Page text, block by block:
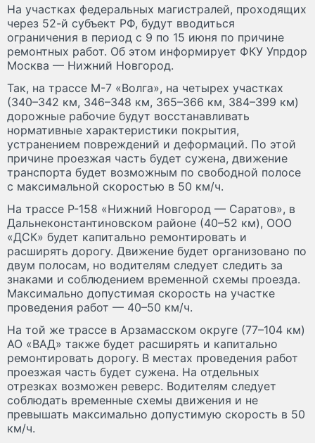
На участках федеральных магистралей, проходящих
через 52-й субъект РФ, будут вводиться
ограничения в период с 9 по 15 июня по причине
ремонтных работ. Об этом информирует ФКУ Упрдор
Москва — Нижний Новгород.
Так, на трассе М-7 «Волга», на четырех участках
(340–342 км, 346–348 км, 365–366 км, 384–399 км)
дорожные рабочие будут восстанавливать
нормативные характеристики покрытия,
устранением повреждений и деформаций. По этой
причине проезжая часть будет сужена, движение
транспорта будет возможным по свободной полосе
с максимальной скоростью в 50 км/ч.
На трассе Р-158 «Нижний Новгород — Саратов», в
Дальнеконстантиновском районе (40–52 км), ООО
«ДСК» будет капитально ремонтировать и
расширять дорогу. Движение будет организовано по
двум полосам, но водителям следует следить за
знаками и соблюдением временной схемы проезда.
Максимально допустимая скорость на участке
проведения работ — 40–50 км/ч.
На той же трассе в Арзамасском округе (77–104 км)
АО «ВАД» также будет расширять и капитально
ремонтировать дорогу. В местах проведения работ
проезжая часть будет сужена. На отдельных
отрезках возможен реверс. Водителям следует
соблюдать временные схемы движения и не
превышать максимально допустимую скорость в 50
км/ч.